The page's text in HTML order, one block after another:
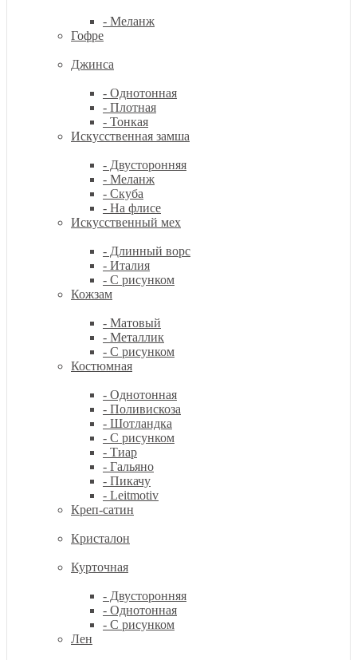
- Меланж
Гофре
Джинса
- Однотонная
- Плотная
- Тонкая
Искусственная замша
- Двусторонняя
- Меланж
- Скуба
- На флисе
Искусственный мех
- Длинный ворс
- Италия
- С рисунком
Кожзам
- Матовый
- Металлик
- С рисунком
Костюмная
- Однотонная
- Поливискоза
- Шотландка
- С рисунком
- Тиар
- Гальяно
- Пикачу
- Leitmotiv
Креп-сатин
Кристалон
Курточная
- Двусторонняя
- Однотонная
- С рисунком
Лен